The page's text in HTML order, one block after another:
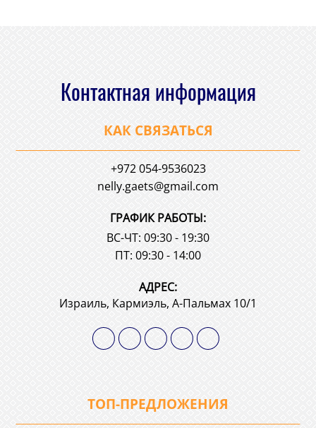
Контактная информация
КАК СВЯЗАТЬСЯ
+972 054-9536023
nelly.gaets@gmail.com
ГРАФИК РАБОТЫ:
ВС-ЧТ: 09:30 - 19:30
ПТ: 09:30 - 14:00
АДРЕС:
Израиль, Кармиэль, А-Пальмах 10/1
ТОП-ПРЕДЛОЖЕНИЯ